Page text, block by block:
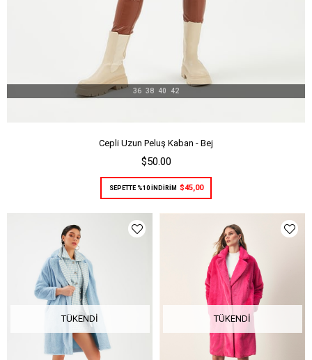
Cepli Uzun Peluş Kaban - Bej
$50.00
36 38 40 42
SEPETTE %10 İNDİRİM $45,00
TÜKENDI TÜKENDI